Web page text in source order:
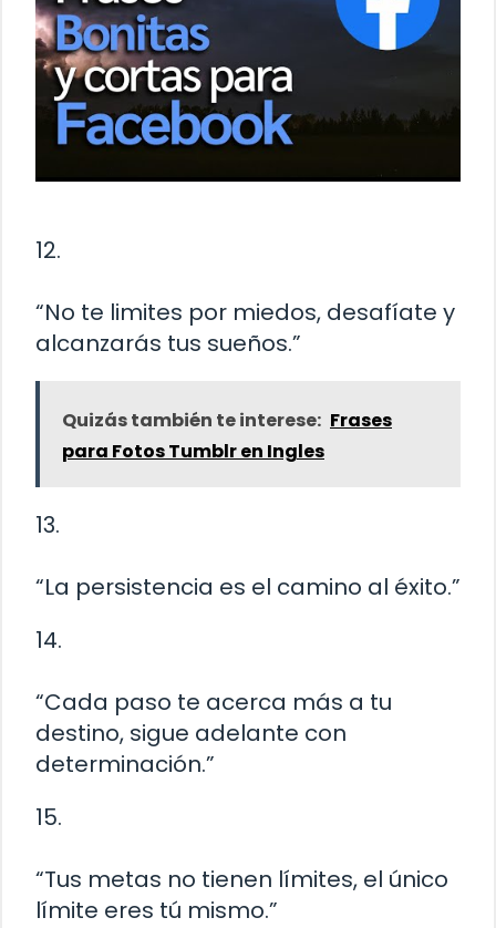
12.
“No te limites por miedos, desafíate y
alcanzarás tus sueños.”
Quizás también te interese: Frases
para Fotos Tumblr en Ingles
13.
“La persistencia es el camino al éxito.”
14.
“Cada paso te acerca más a tu
destino, sigue adelante con
determinación.”
15.
“Tus metas no tienen límites, el único
límite eres tú mismo.”